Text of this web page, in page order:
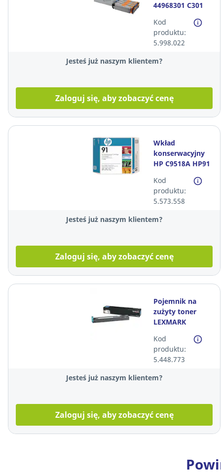
44968301 C301
Kod
produktu:
5.998.022
Jesteś już naszym klientem?
Zaloguj się, aby zobaczyć cenę
Wkład
konserwacyjny
HP C9518A HP91
Kod
produktu:
5.573.558
Jesteś już naszym klientem?
Zaloguj się, aby zobaczyć cenę
Pojemnik na
zużyty toner
LEXMARK
Kod
produktu:
5.448.773
Jesteś już naszym klientem?
Zaloguj się, aby zobaczyć cenę